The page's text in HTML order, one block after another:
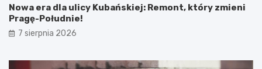
Nowa era dla ulicy Kubańskiej: Remont, który zmieni
Pragę-Południe!
7 sierpnia 2026